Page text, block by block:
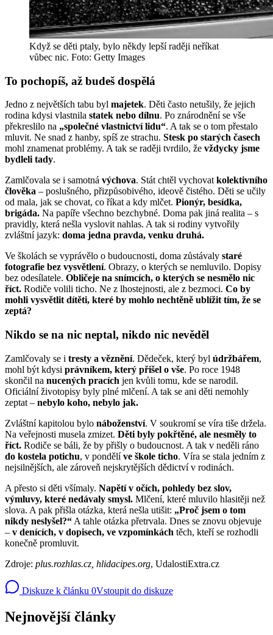
Když se děti ptaly, bylo někdy lepší raději neříkat
vůbec nic. Foto: Getty Images
To pochopíš, až budeš dospělá
Jedno z největších tabu byl majetek. Děti často netušily, že jejich
rodina kdysi vlastnila statek nebo dílnu. Po znárodnění se vše
překreslilo na „společné vlastnictví lidu“. A tak se o tom přestalo
mluvit. Ne snad z hanby, spíš ze strachu. Stesk po starých časech
mohl znamenat problémy. A tak se raději tvrdilo, že vždycky jsme
bydleli tady.
Zamlčovala se i samotná výchova. Stát chtěl vychovatkolektivního
člověka – poslušného, přizpůsobivého, ideově čistého. Děti se učily
od mala, jak se chovat, co říkat a kdy mlčet. Pionýr, besídka,
brigáda. Na papíře všechno bezchybné. Doma pak jiná realita – s
pravidly, která nešla vyslovit nahlas. A tak si rodiny vytvořily
zvláštní jazyk: doma jedna pravda, venku druhá.
Ve školách se vyprávělo o budoucnosti, doma zůstávaly staré
fotografie bez vysvětlení. Obrazy, o kterých se nemluvilo. Dopisy
bez odesílatele. Obličeje na snímcích, o kterých se nesmělo nic
říct. Rodiče volili ticho. Ne z lhostejnosti, ale z bezmoci. Co by
mohli vysvětlit dítěti, které by mohlo nechtěně ublížit tím, že se
zeptá?
Nikdo se na nic neptal, nikdo nic nevěděl
Zamlčovaly se i tresty a věznění. Dědeček, který byl údržbářem,
mohl být kdysi právníkem, který přišel o vše. Po roce 1948
skončil na nucených pracích jen kvůli tomu, kde se narodil.
Oficiální životopisy byly plné mlčení. A tak se ani děti nemohly
zeptat – nebylo koho, nebylo jak.
Zvláštní kapitolou bylo náboženství. V soukromí se víra tiše držela.
Na veřejnosti musela zmizet. Děti byly pokřtěné, ale nesměly to
říct. Rodiče se báli, že by přišly o budoucnost. A tak v neděli ráno
do kostela potichu, v pondělíve škole ticho. Víra se stala jedním z
nejsilnějších, ale zároveň nejskrytějších dědictví v rodinách.
A přesto si děti všímaly. Napětí v očích, pohledy bez slov,
výmluvy, které nedávaly smysl. Mlčení, které mluvilo hlasitěji než
slova. A pak přišla otázka, která nešla utišit: „Proč jsem o tom
nikdy neslyšel?“ A tahle otázka přetrvala. Dnes se znovu objevuje
– v denících, v dopisech, ve vzpomínkách těch, kteří se rozhodli
konečně promluvit.
Zdroje: plus.rozhlas.cz, hlidacipes.org, UdalostiExtra.cz
Diskuze k článku 0Vstoupit do diskuze
Nejnovější články